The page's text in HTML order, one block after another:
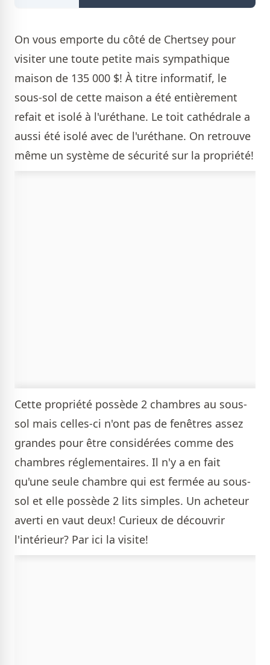
On vous emporte du côté de Chertsey pour
visiter une toute petite mais sympathique
maison de 135 000 $! À titre informatif, le
sous-sol de cette maison a été entièrement
refait et isolé à l'uréthane. Le toit cathédrale a
aussi été isolé avec de l'uréthane. On retrouve
même un système de sécurité sur la propriété!
Cette propriété possède 2 chambres au sous-
sol mais celles-ci n'ont pas de fenêtres assez
grandes pour être considérées comme des
chambres réglementaires. Il n'y a en fait
qu'une seule chambre qui est fermée au sous-
sol et elle possède 2 lits simples. Un acheteur
averti en vaut deux! Curieux de découvrir
l'intérieur? Par ici la visite!